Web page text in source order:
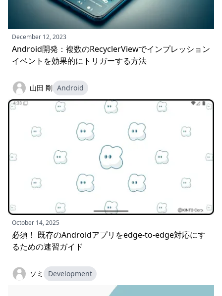
December 12, 2023
Android開発：複数のRecyclerViewでインプレッション
イベントを効果的にトリガーする方法
山田 剛 Android
October 14, 2025
必須！ 既存のAndroidアプリをedge-to-edge対応にす
るための速習ガイド
ソミ Development